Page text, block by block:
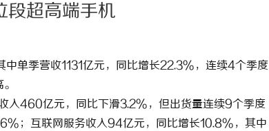
超高端手机
单季营收1131亿元，同比增长22.3%，连续4个季度
入460亿元，同比下滑3.2%，但出货量连续9个季度
；互联网服务收入94亿元，同比增长10.8%，其中